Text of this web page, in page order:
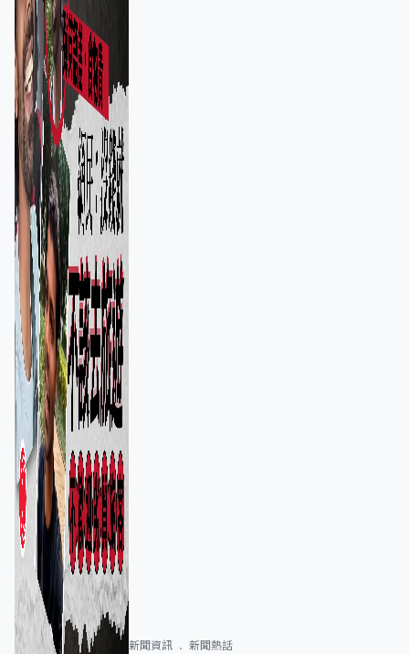
新聞資訊 新聞熱話